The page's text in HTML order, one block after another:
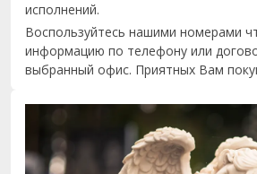
исполнений.
Воспользуйтесь нашими номерами
информацию по телефону или
выбранный офис. Приятных Вам